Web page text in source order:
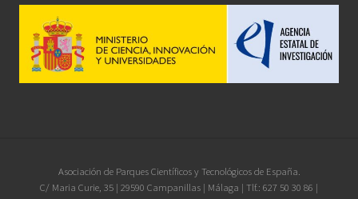
Asociación de Parques Científicos y Tecnológicos de España.
C/ Maria Curie, 35 | 29590 Campanillas | Málaga | Tlf.: 627 50 30 86 |